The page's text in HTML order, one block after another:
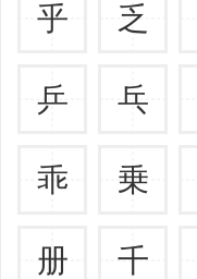
乎 乏
乒 乓
乖 乗
册 千